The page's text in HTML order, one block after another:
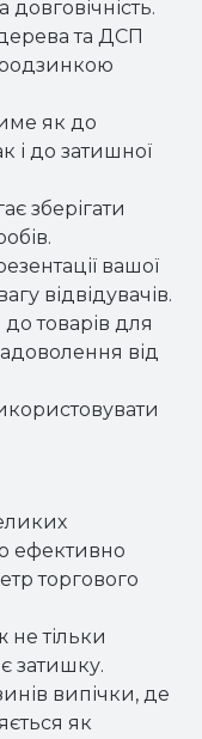
довговічність.
та ДСП
як до
і до затишної
зберігати
вашої
відвідувачів.
товарів для
від
ефективно
торгового
не тільки
затишку.
випічки, де
як